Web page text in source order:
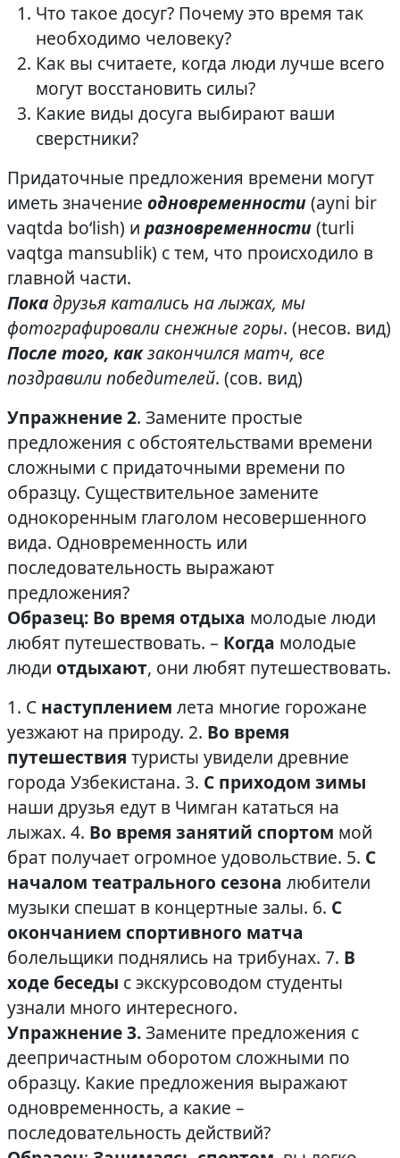
Что такое досуг? Почему это время так
необходимо человеку?
Как вы считаете, когда люди лучше всего
могут восстановить силы?
Какие виды досуга выбирают ваши
сверстники?
Придаточные предложения времени могут
иметь значение одновременности(ayni bir
vaqtda bo‘lish) и разновременности(turli
vaqtga mansublik) с тем, что происходило в
главной части.
Пока друзья катались на лыжах, мы
фотографировали снежные горы. (несов. вид)
После того, какзакончился матч, все
поздравили победителей. (сов. вид)
Упражнение 2. Замените простые
предложения с обстоятельствами времени
сложными с придаточными времени по
образцу. Существительное замените
однокоренным глаголом несовершенного
вида. Одновременность или
последовательность выражают
предложения?
Образец: Во время отдыха молодые люди
любят путешествовать. – Когда молодые
люди отдыхают, они любят путешествовать.
1. С наступлением лета многие горожане
уезжают на природу. 2. Во время
путешествия туристы увидели древние
города Узбекистана. 3. С приходом зимы
наши друзья едут в Чимган кататься на
лыжах. 4. Во время занятий спортом мой
брат получает огромное удовольствие. 5. С
началом театрального сезона любители
музыки спешат в концертные залы. 6. С
окончанием спортивного матча
болельщики поднялись на трибунах. 7. В
ходе беседы с экскурсоводом студенты
узнали много интересного.
Упражнение 3.Замените предложения с
деепричастным оборотом сложными по
образцу. Какие предложения выражают
одновременность, а какие –
последовательность действий?